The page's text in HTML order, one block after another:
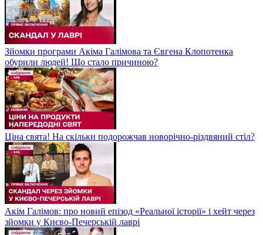
Зйомки програми Акіма Галімова та Євгена Клопотенка
обурили людей! Що стало причиною?
Ціна свята! На скільки подорожчав новорічно-різдвяний стіл?
Акім Галімов: про новий епізод «Реальної історії» і хейт через
зйомки у Києво-Печерській лаврі